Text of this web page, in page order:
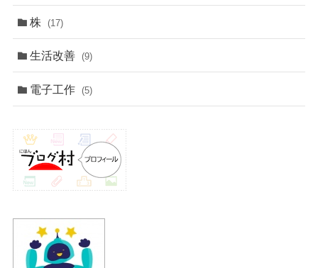
株 (17)
生活改善 (9)
電子工作 (5)